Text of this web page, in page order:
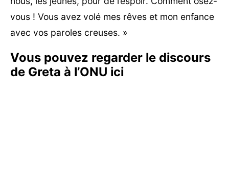
vous ! Vous avez volé mes rêves et mon enfance
avec vos paroles creuses. »
Vous pouvez regarder le discours
de Greta à l’ONU ici